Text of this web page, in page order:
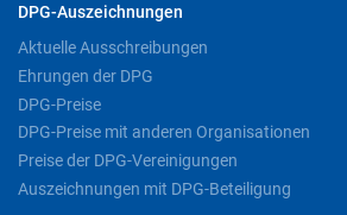
DPG-Auszeichnungen
Aktuelle Ausschreibungen
Ehrungen der DPG
DPG-Preise
DPG-Preise mit anderen Organisationen
Preise der DPG-Vereinigungen
Auszeichnungen mit DPG-Beteiligung